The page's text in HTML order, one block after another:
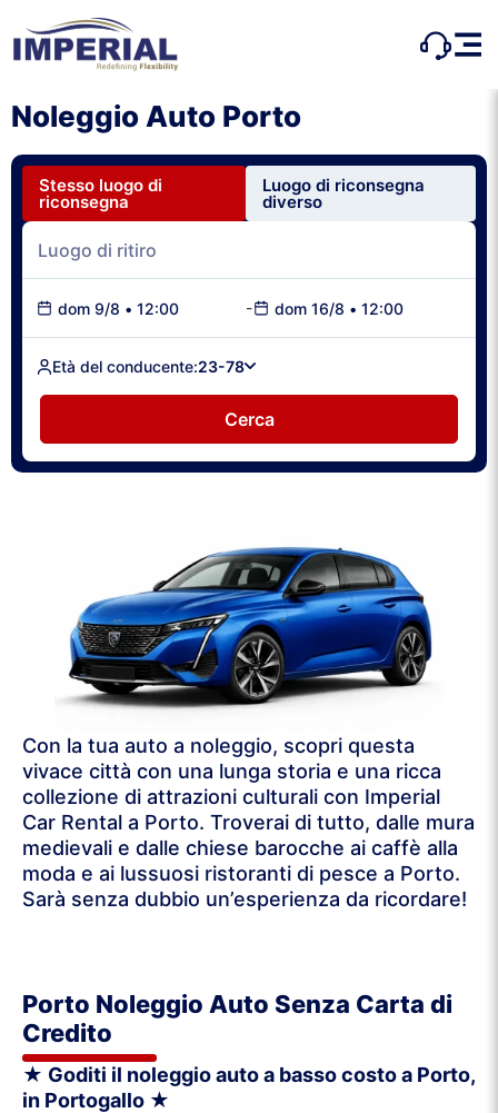
Noleggio Auto Porto
Stesso luogo di
riconsegna
Luogo di riconsegna
diverso
dom 9/8 • 12:00 - dom 16/8 • 12:00
Età del conducente:23-78
Cerca
Con la tua auto a noleggio, scopri questa
vivace città con una lunga storia e una ricca
collezione di attrazioni culturali con Imperial
Car Rental a Porto. Troverai di tutto, dalle mura
medievali e dalle chiese barocche ai caffè alla
moda e ai lussuosi ristoranti di pesce a Porto.
Sarà senza dubbio un’esperienza da ricordare!
Porto Noleggio Auto Senza Carta di
Credito
★ Goditi il noleggio auto a basso costo a Porto,
in Portogallo ★